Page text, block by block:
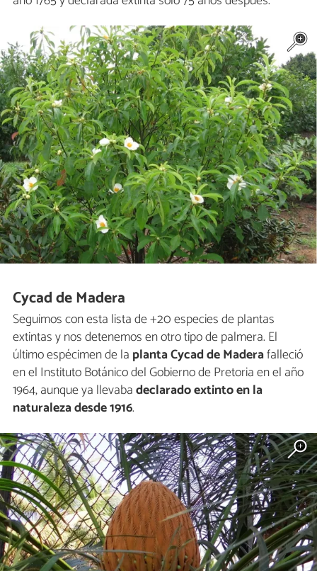
Cycad de Madera
Seguimos con esta lista de +20 especies de plantas
extintas y nos detenemos en otro tipo de palmera. El
último espécimen de la planta Cycad de Maderafalleció
en el Instituto Botánico del Gobierno de Pretoria en el año
1964, aunque ya llevabadeclarado extinto en la
naturaleza desde 1916.